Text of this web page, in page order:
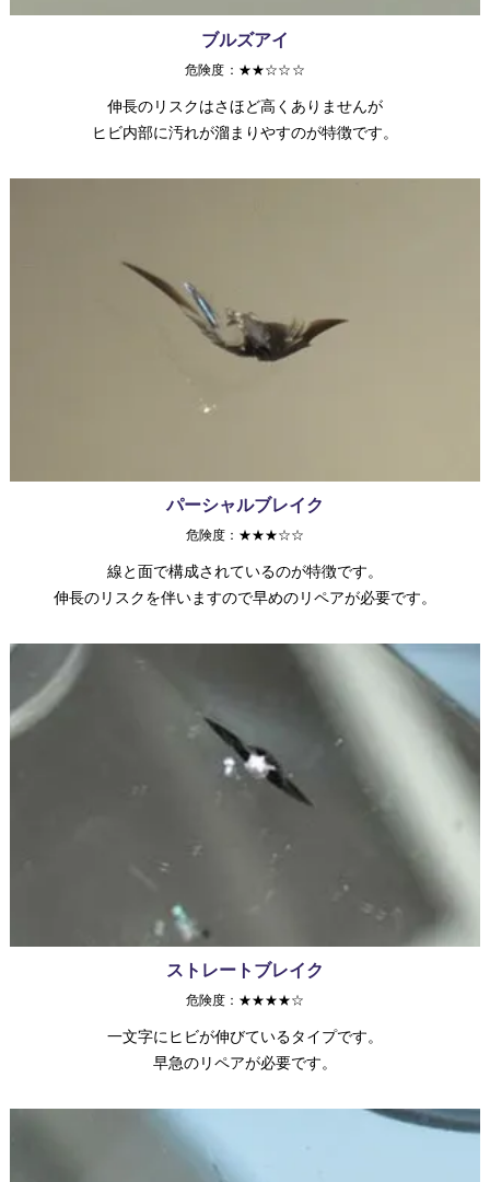
ブルズアイ
危険度：★★☆☆☆
伸長のリスクはさほど高くありませんが
ヒビ内部に汚れが溜まりやすのが特徴です。
パーシャルブレイク
危険度：★★★☆☆
線と面で構成されているのが特徴です。
伸長のリスクを伴いますので早めのリペアが必要です。
ストレートブレイク
危険度：★★★★☆
一文字にヒビが伸びているタイプです。
早急のリペアが必要です。